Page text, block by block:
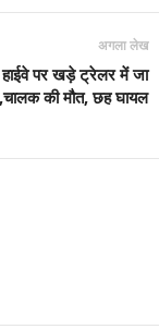
अगला लेख
पर खड़े ट्रेलर में जा
की मौत, छह घायल